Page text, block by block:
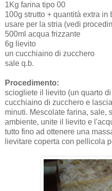
1Kg farina tipo 00
100g strutto + quantità extra
usare per la stria (vedi
500ml acqua frizzante
6g lievito
un cucchiaino di zucchero
sale q.b.
Procedimento:
sciogliete il lievito (un quarto
cucchiaino di zucchero e
minuti. Mescolate farina, sale,
ambiente, unite il lievito e
tutto fino ad ottenere una
lievitare coperta con pellicola